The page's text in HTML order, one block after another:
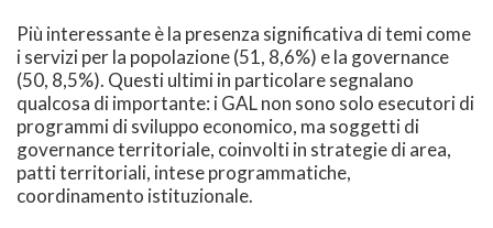
Più interessante è la presenza significativa di temi come
i servizi per la popolazione (51, 8,6%) e la governance
(50, 8,5%). Questi ultimi in particolare segnalano
qualcosa di importante: i GAL non sono solo esecutori di
programmi di sviluppo economico, ma soggetti di
governance territoriale, coinvolti in strategie di area,
patti territoriali, intese programmatiche,
coordinamento istituzionale.